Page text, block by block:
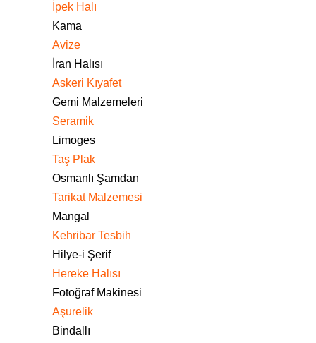
İpek Halı
Kama
Avize
İran Halısı
Askeri Kıyafet
Gemi Malzemeleri
Seramik
Limoges
Taş Plak
Osmanlı Şamdan
Tarikat Malzemesi
Mangal
Kehribar Tesbih
Hilye-i Şerif
Hereke Halısı
Fotoğraf Makinesi
Aşurelik
Bindallı